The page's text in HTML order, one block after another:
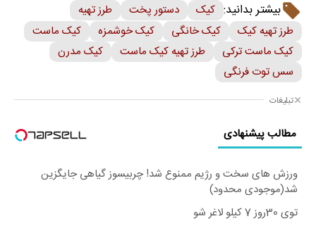
بیشتر بدانید: کیک دستور پخت
طرز تهیه
طرز تهیه کیک
کیک خانگی کیک خوشمزه
کیک ماست
کیک ماست ترکی
طرز تهیه کیک ماست
کیک مدرن
سس توت فرنگی
تبلیغات
مطالب پیشنهادی
ورزش های سخت و رژیم ممنوع شد! چربیسوز گیاهی جایگزین
شد(موجودی محدود)
توی 30روز 7 کیلو لاغر شو